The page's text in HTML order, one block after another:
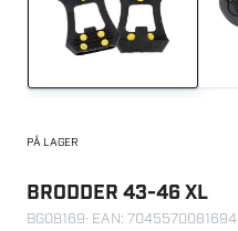
PÅ LAGER
BRODDER 43-46 XL
BG08169· EAN: 7045570081694